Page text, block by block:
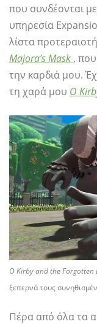
που συνδέονται
υπηρεσία
λίστα
Majora’s Mask ,
την καρδιά μου.
τη χαρά μου Ο
Ο Kirby and the Forgotten
ξεπερνά τους
Πέρα από όλα τα